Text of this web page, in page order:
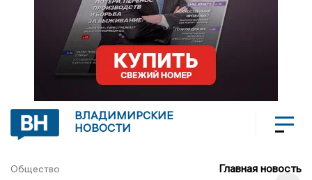
ВЛАДИМИРСКИЕ
НОВОСТИ
Общество Главная новость